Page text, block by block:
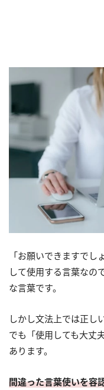
「お願いできますで
して使用する言葉なの
な言葉です。
しかし文法上では正し
でも「使用しても大丈
あります。
間違った言葉使いを容